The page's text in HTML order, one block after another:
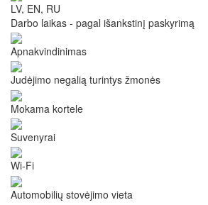
LV, EN, RU
Darbo laikas - pagal išankstinį paskyrimą
Apnakvindinimas
Judėjimo negalią turintys žmonės
Mokama kortele
Suvenyrai
Wi-Fi
Automobilių stovėjimo vieta